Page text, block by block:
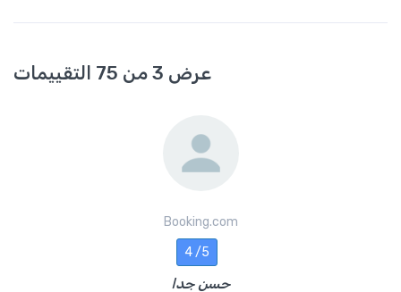
عرض 3 من 75 التقييمات
Booking.com
4 /5
حسن جدا